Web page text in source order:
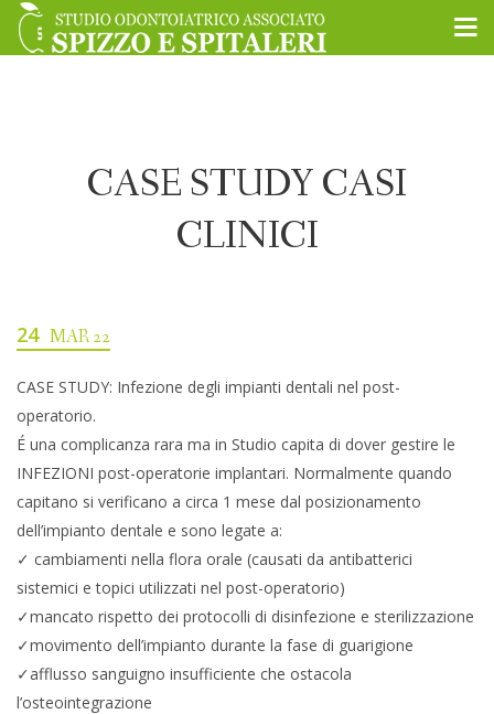
CASE STUDY CASI
CLINICI
24 MAR 22
CASE STUDY: Infezione degli impianti dentali nel post-
operatorio.
É una complicanza rara ma in Studio capita di dover gestire le
INFEZIONI post-operatorie implantari. Normalmente quando
capitano si verificano a circa 1 mese dal posizionamento
dell’impianto dentale e sono legate a:
✓ cambiamenti nella flora orale (causati da antibatterici
sistemici e topici utilizzati nel post-operatorio)
✓mancato rispetto dei protocolli di disinfezione e sterilizzazione
✓movimento dell’impianto durante la fase di guarigione
✓afflusso sanguigno insufficiente che ostacola
l’osteointegrazione